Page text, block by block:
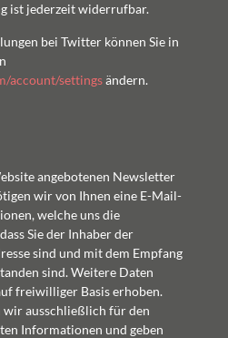
ist jederzeit widerrufbar.
bei Twitter können Sie in
account/settingsändern.
angebotenen Newsletter
wir von Ihnen eine E-Mail-
welche uns die
Sie der Inhaber der
sind und mit dem Empfang
sind. Weitere Daten
freiwilliger Basis erhoben.
wir ausschließlich für den
Informationen und geben